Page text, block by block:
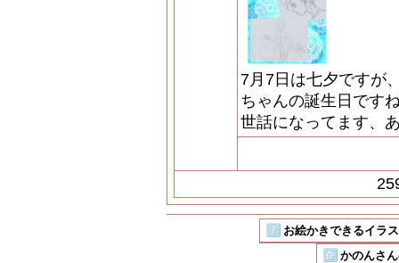
7月7日は七夕ですが
ちゃんの誕生日です
世話になってます、
お絵かきできるイラ
かのんさ